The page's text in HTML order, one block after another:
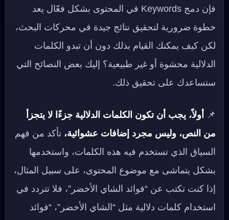
فإن دمج Keywords في المحتوى بشكل فعّال يعد
خطوة ضرورية لتحقيق نتائج جيدة في محركات البحث،
لكن كيف يمكنك القيام بذلك دون أن تبدو الكلمات
الدلالية محشوة أو غير طبيعية؟ إليك بعض النصائح التي
ستساعدك على تحقيق ذلك.
📌
أولاً، يجب أن تكون الكلمات الدلالية جزءًا لا يتجزأ
من النص، وليس مجرد إضافات عشوائية، تأكد من فهم
السياق الذي تستخدم فيه هذه الكلمات، واستخدمها
بشكل يتماشى مع موضوع المحتوى، على سبيل المثال،
إذا كنت تكتب عن “فوائد الشاي الأخضر”، فلا تتردد في
استخدام كلمات دلالية مثل “الشاي الأخضر”، “فوائد